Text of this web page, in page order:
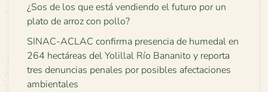
¿Sos de los que está vendiendo el futuro por un
plato de arroz con pollo?
SINAC-ACLAC confirma presencia de humedal en
264 hectáreas del Yolillal Río Bananito y reporta
tres denuncias penales por posibles afectaciones
ambientales